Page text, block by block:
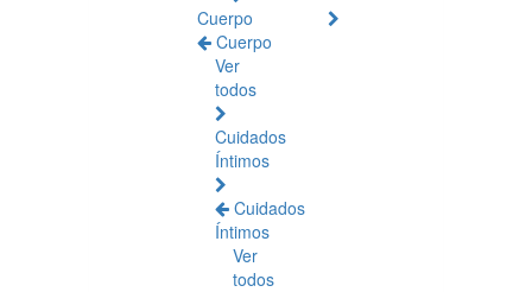
Cuerpo
Cuerpo
Ver
todos
Cuidados
Íntimos
Cuidados
Íntimos
Ver
todos